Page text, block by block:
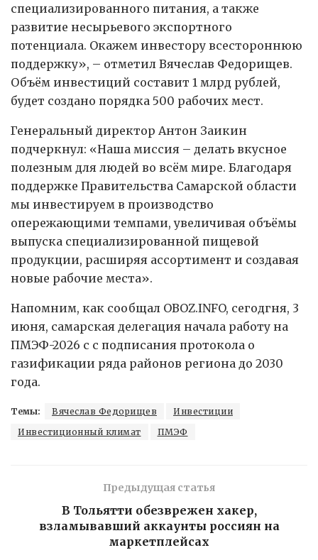
специализированного питания, а также
развитие несырьевого экспортного
потенциала. Окажем инвестору всестороннюю
поддержку», – отметил Вячеслав Федорищев.
Объём инвестиций составит 1 млрд рублей,
будет создано порядка 500 рабочих мест.
Генеральный директор Антон Заикин
подчеркнул: «Наша миссия – делать вкусное
полезным для людей во всём мире. Благодаря
поддержке Правительства Самарской области
мы инвестируем в производство
опережающими темпами, увеличивая объёмы
выпуска специализированной пищевой
продукции, расширяя ассортимент и создавая
новые рабочие места».
Напомним, как сообщал OBOZ.INFO, сегодгня, 3
июня, самарская делегация начала работу на
ПМЭФ-2026 с с подписания протокола о
газификации ряда районов региона до 2030
года.
Темы: Вячеслав Федорищев
Инвестиции
Инвестиционный климат
ПМЭФ
Предыдущая статья
В Тольятти обезврежен хакер,
взламывавший аккаунты россиян на
маркетплейсах